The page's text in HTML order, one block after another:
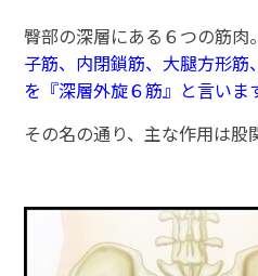
臀部の深層にある６つの筋肉
子筋、内閉鎖筋、大腿方形
を『深層外旋６筋』と言いま
その名の通り、主な作用は股